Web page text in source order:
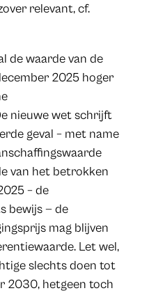
relevant, cf.
de waarde van de
2025 hoger
nieuwe wet schrijft
geval – met name
van het betrokken
– de
bewijs — de
mag blijven
Let wel,
slechts doen tot
2030, hetgeen toch